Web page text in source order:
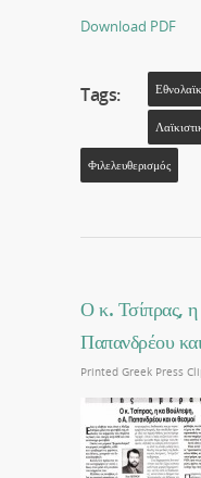
Download PDF
Tags:
Φιλελευθερισμός
Ο κ. Τσίπρας,
Παπανδρέου
Printed Greek Press